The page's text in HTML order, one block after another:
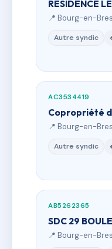
RESIDENCE
📍 Bourg-en-
Autre syndic
AC3534419
Copropriété
📍 Bourg-en-
Autre syndic
AB5262365
SDC 29
📍 Bourg-en-